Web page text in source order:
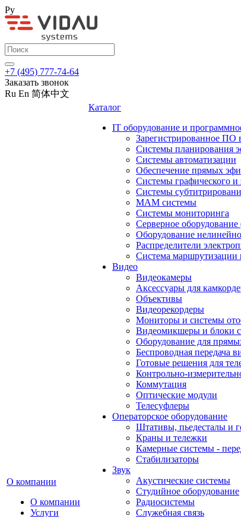
Ру
+7 (495) 777-74-64
Заказать звонок
Ru En 简体中文
О компании
О компании
Услуги
Каталог
IT оборудование и
Зарегистрированное ПО
Системы планирования
Системы автоматизации
Обеспечение прямых
Системы графического
Системы
MAM системы
Системы мониторинга
Серверное оборудование
Оборудование
Распределители
Система маршрутизации
Видео
Видеокамеры
Аксессуары для
Объективы
Видеорекордеры
Мониторы и системы
Видеомикшеры и блоки
Оборудование для
Беспроводная передача
Готовые решения для
Контрольно-
Коммутация
Оптические модули
Телесуфлеры
Операторское оборудование
Штативы, пьедесталы и
Краны и тележки
Камерные системы -
Стабилизаторы
Звук
Акустические системы
Студийное оборудование
Радиосистемы
Служебная связь